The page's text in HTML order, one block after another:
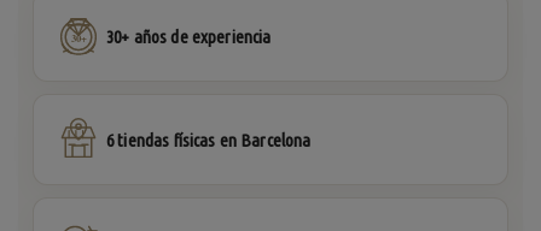
30+ 30+ años de experiencia
6 tiendas físicas en Barcelona